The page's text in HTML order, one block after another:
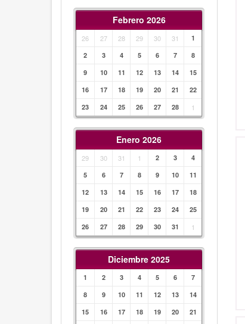
Febrero 2026
26 27 28 29 30 31
1
2
3 4 5 6 7
8
9
10 11 12 13 14
15
16
17 18 19 20 21
22
23
24 25 26 27 28 1
Enero 2026
29 30 31 1 2 3
4
5
6 7 8 9 10
11
12
13 14 15 16 17
18
19
20 21 22 23 24
25
26
27 28 29 30 31 1
Diciembre 2025
1 2 3 4 5 6
7
8
9 10 11 12 13
14
15
16 17 18 19 20
21